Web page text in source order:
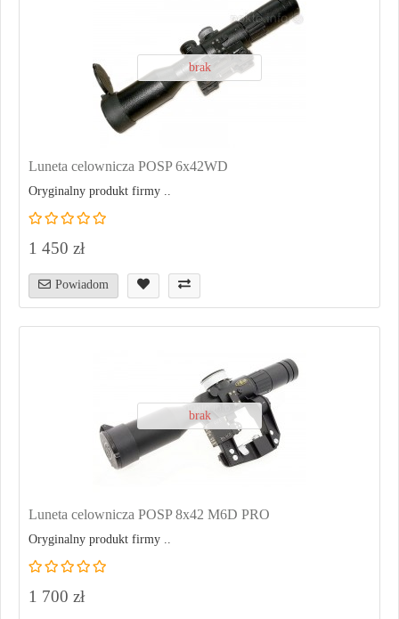
brak
Luneta celownicza POSP 6x42WD
Oryginalny produkt firmy ..
1 450 zł
Powiadom
brak
Luneta celownicza POSP 8x42 M6D PRO
Oryginalny produkt firmy ..
1 700 zł